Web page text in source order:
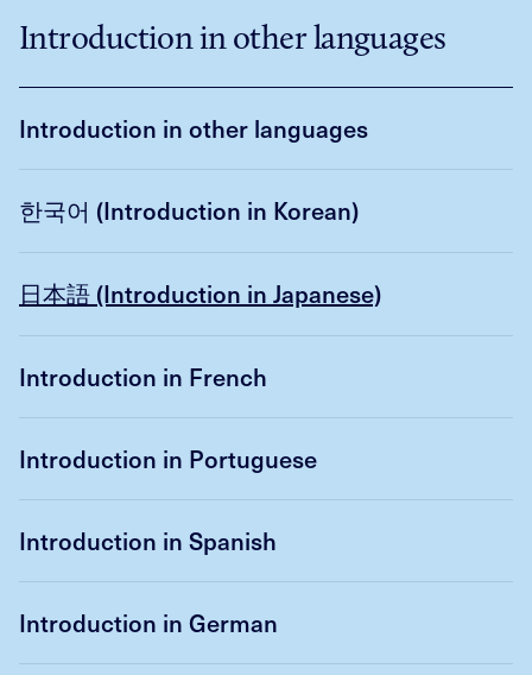
Introduction in other languages
Introduction in other languages
한국어 (Introduction in Korean)
日本語 (Introduction in Japanese)
Introduction in French
Introduction in Portuguese
Introduction in Spanish
Introduction in German